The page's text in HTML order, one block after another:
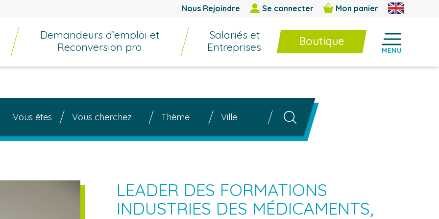
Nous Rejoindre Se connecter Mon panier
Demandeurs d’emploi et
Reconversion pro
Salariés et
Entreprises
Boutique
Livres et cahiers techniques
Jeux et outils d’animation
MENU
Rechercher une formationVous cherchez Thème Ville
RECHERCHE
LEADER DES FORMATIONS
INDUSTRIES DES MÉDICAMENTS,